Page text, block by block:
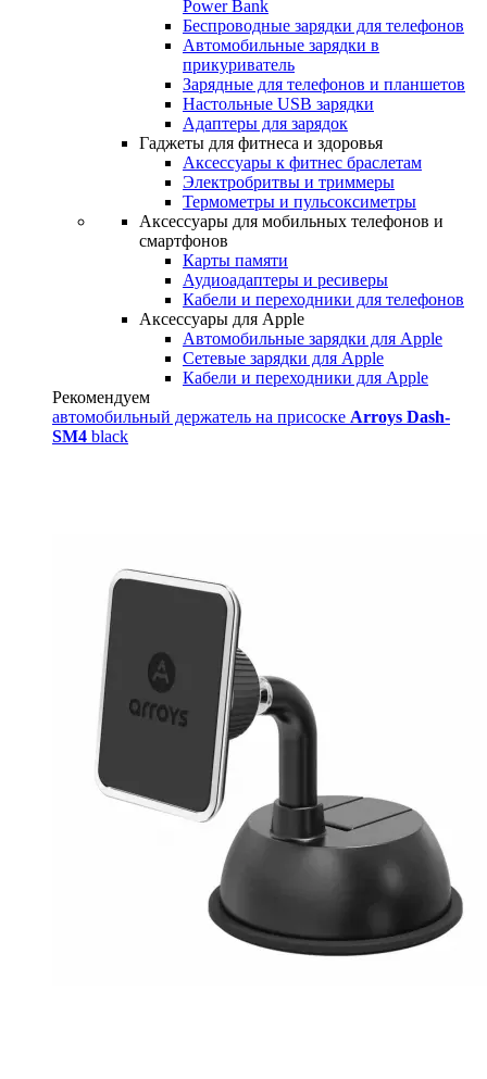
Power Bank
Беспроводные зарядки для телефонов
Автомобильные зарядки в
прикуриватель
Зарядные для телефонов и планшетов
Настольные USB зарядки
Адаптеры для зарядок
Гаджеты для фитнеса и здоровья
Аксессуары к фитнес браслетам
Электробритвы и триммеры
Термометры и пульсоксиметры
Аксессуары для мобильных телефонов и
смартфонов
Карты памяти
Аудиоадаптеры и ресиверы
Кабели и переходники для телефонов
Аксессуары для Apple
Автомобильные зарядки для Apple
Сетевые зарядки для Apple
Кабели и переходники для Apple
Рекомендуем
автомобильный держатель на присоске Arroys Dash-
SM4 black